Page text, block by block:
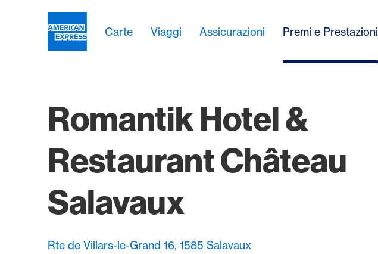
Carte Viaggi Assicurazioni Premi e Prestazioni
Romantik Hotel &
Restaurant Château
Salavaux
Rte de Villars-le-Grand 16, 1585 Salavaux